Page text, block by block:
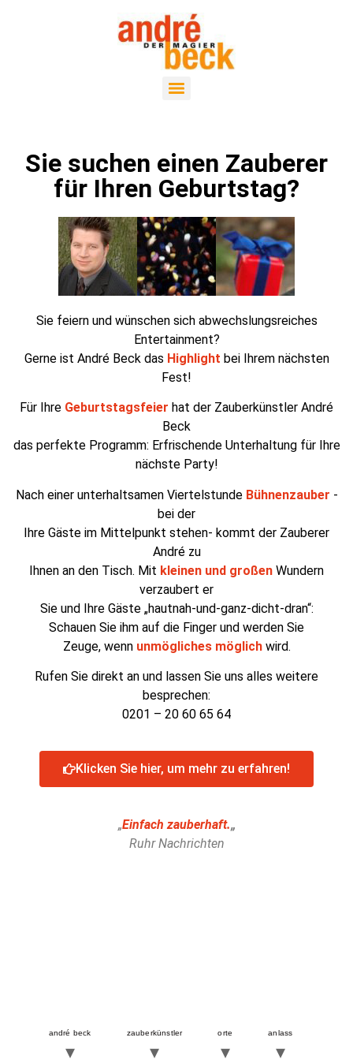
Sie suchen einen Zauberer
für Ihren Geburtstag?
Sie feiern und wünschen sich abwechslungsreiches
Entertainment?
Gerne ist André Beck das Highlight bei Ihrem nächsten
Fest!
Für Ihre Geburtstagsfeier hat der Zauberkünstler André
Beck
das perfekte Programm: Erfrischende Unterhaltung für Ihre
nächste Party!
Nach einer unterhaltsamen Viertelstunde Bühnenzauber -
bei der
Ihre Gäste im Mittelpunkt stehen- kommt der Zauberer
André zu
Ihnen an den Tisch. Mit kleinen und großen Wundern
verzaubert er
Sie und Ihre Gäste „hautnah-und-ganz-dicht-dran“:
Schauen Sie ihm auf die Finger und werden Sie
Zeuge, wenn unmögliches möglichwird.
Rufen Sie direkt an und lassen Sie uns alles weitere
besprechen:
0201 – 20 60 65 64
Klicken Sie hier, um mehr zu erfahren!
„Einfach zauberhaft.„
Ruhr Nachrichten
andré beck zauberkünstler orte anlass